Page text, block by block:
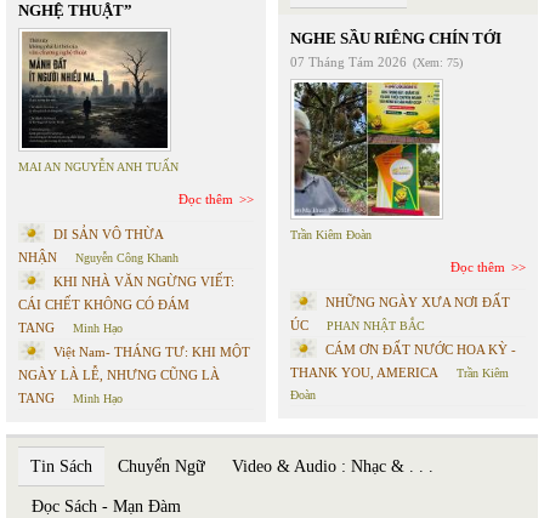
NGHỆ THUẬT”
MAI AN NGUYỄN ANH TUẤN
Đọc thêm
DI SẢN VÔ THỪA
NHẬN
Nguyễn Công Khanh
KHI NHÀ VĂN NGỪNG VIẾT:
CÁI CHẾT KHÔNG CÓ ĐÁM
TANG
Minh Hạo
Việt Nam- THÁNG TƯ: KHI MỘT
NGÀY LÀ LỄ, NHƯNG CŨNG LÀ
TANG
Minh Hạo
NGHE SẦU RIÊNG CHÍN TỚI
07 Tháng Tám 2026 (Xem: 75)
Trần Kiêm Đoàn
Đọc thêm
NHỮNG NGÀY XƯA NƠI ĐẤT
ÚC
PHAN NHẬT BẮC
CÁM ƠN ĐẤT NƯỚC HOA KỲ -
THANK YOU, AMERICA
Trần Kiêm
Đoàn
Tin Sách Chuyển Ngữ Video & Audio : Nhạc & . . .
Đọc Sách - Mạn Đàm